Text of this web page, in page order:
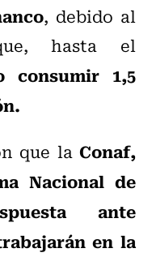
, debido al
hasta el
consumir 1,5
que la Conaf,
Nacional de
ante
en la